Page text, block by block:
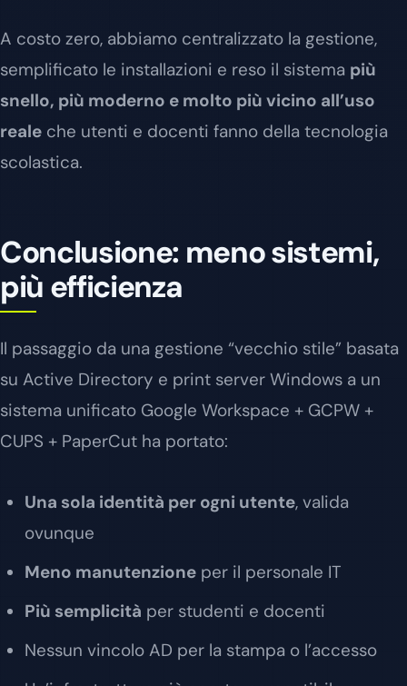
A costo zero, abbiamo centralizzato la gestione,
semplificato le installazioni e reso il sistema più
snello, più moderno e molto più vicino all’uso
reale che utenti e docenti fanno della tecnologia
scolastica.
Conclusione: meno sistemi,
più efficienza
Il passaggio da una gestione “vecchio stile” basata
su Active Directory e print server Windows a un
sistema unificato Google Workspace + GCPW +
CUPS + PaperCut ha portato:
Una sola identità per ogni utente, valida
ovunque
Meno manutenzione per il personale IT
Più semplicità per studenti e docenti
Nessun vincolo AD per la stampa o l’accesso